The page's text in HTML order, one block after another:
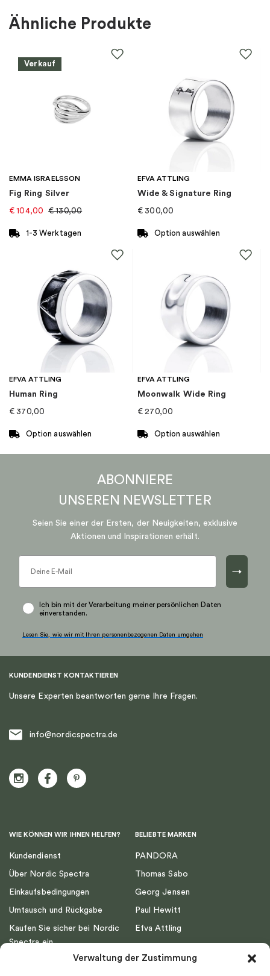
Verwaltung der Zustimmung
Material
:
Ähnliche Produkte
Verkauf
EMMA ISRAELSSON
Fig Ring Silver
€ 104,00 €130,00
1-3 Werktagen
EFVA ATTLING
Wide & Signature Ring
€ 300,00
Option auswählen
mehrere
Varianten
auf
der
gewählt
werden
EFVA ATTLING
Human Ring
€ 370,00
Option auswählen
der
Produktseite
gewählt
werden
EFVA ATTLING
Moonwalk Wide Ring
€ 270,00
Option auswählen
weist
mehrere
Varianten
auf.
Die
der
Produktseite
werden
ABONNIERE
UNSEREN NEWSLETTER
Seien Sie einer der Ersten, der Neuigkeiten, exklusive
Aktionen und Inspirationen erhält.
→
Ich bin mit der Verarbeitung meiner persönlichen Daten
einverstanden.
Lesen Sie, wie wir mit Ihren personenbezogenen Daten umgehen
KUNDENDIENST KONTAKTIEREN
Unsere Experten beantworten gerne Ihre Fragen.
info@nordicspectra.de
WIE KÖNNEN WIR IHNEN HELFEN?
Kundendienst
Über Nordic Spectra
Einkaufsbedingungen
Umtausch und Rückgabe
Kaufen Sie sicher bei Nordic
Spectra ein
BELIEBTE MARKEN
PANDORA
Thomas Sabo
Georg Jensen
Paul Hewitt
Efva Attling
Drakenberg Sjölin